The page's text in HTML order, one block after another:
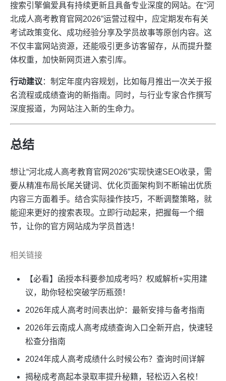
搜索引擎偏爱具有持续更新且具备专业深度的网站。在“河
北成人高考教育官网2026”运营过程中，应定期发布有关
考试政策变化、成功经验分享及学员故事等原创内容。这
不仅丰富网站资源，还能吸引更多访客留存，从而提升整
体权重，加快新网页进入索引库。
行动建议 ：制定年度内容规划，比如每月推出一次关于报
名流程或成绩查询的新指南。同时，与行业专家合作撰写
深度报道，为网站注入新的生命力。
总结
想让“河北成人高考教育官网2026”实现快速SEO收录，需
要从精准布局长尾关键词、优化页面架构到不断输出优质
内容三方面着手。结合实际操作技巧，不断调整策略，就
能迎来更好的搜索表现。立即行动起来，把握每一个细
节，让你的官方网站成为学员首选！
相关链接
【必看】函授本科要参加成考吗？权威解析+实用建
议，助你轻松突破学历瓶颈！
2026年成人高考时间表出炉：最新安排与备考指南
2026年云南成人高考成绩查询入口全新开启，快速轻
松查分指南
2024年成人高考成绩什么时候公布？查询时间详解
揭秘成考高起本录取率提升秘籍，轻松迈入名校！